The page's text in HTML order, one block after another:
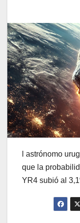
l astrónomo
que la
YR4 subió al